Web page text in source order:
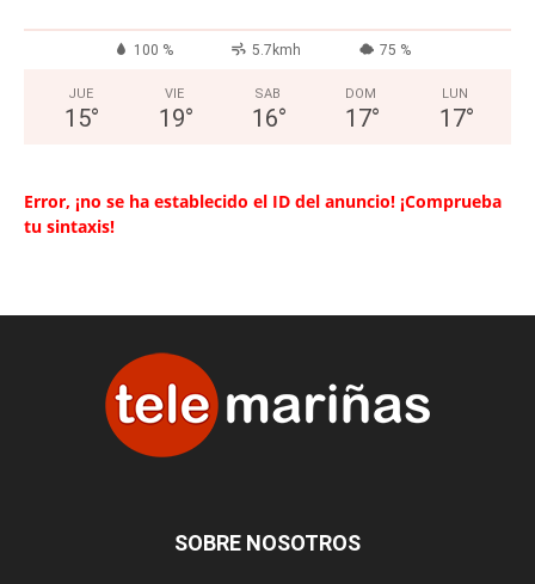
100 % 5.7kmh 75 %
JUE
15°
VIE
19°
SAB
16°
DOM
17°
LUN
17°
Error, ¡no se ha establecido el ID del anuncio! ¡Comprueba
tu sintaxis!
SOBRE NOSOTROS